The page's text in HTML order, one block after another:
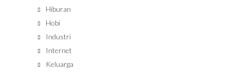
Hiburan
Hobi
Industri
Internet
Keluarga